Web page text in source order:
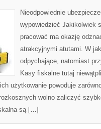
Nieodpowiednie
wypowiedzieć Jakikolwiek
pracować ma okazję
atrakcyjnymi atutami. W
odpychające, natomiast
Kasy fiskalne tutaj
użytkowanie powoduje
wolno zaliczyć
są […]